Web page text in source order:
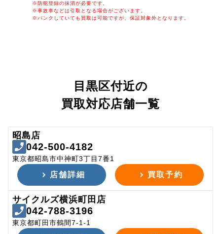
※防犯登録の抹消が必要です。
※事故車などは引取となる場合がございます。
※パンクしていても買取は可能ですが、保証対象外となります。
目黒区付近の
買取対応店舗一覧
昭島店
042-500-4182
東京都昭島市中神町3丁目7番1
店舗詳細 買取予約
サイクルズ横浜町田店
042-788-3196
東京都町田市鶴間7-1-1